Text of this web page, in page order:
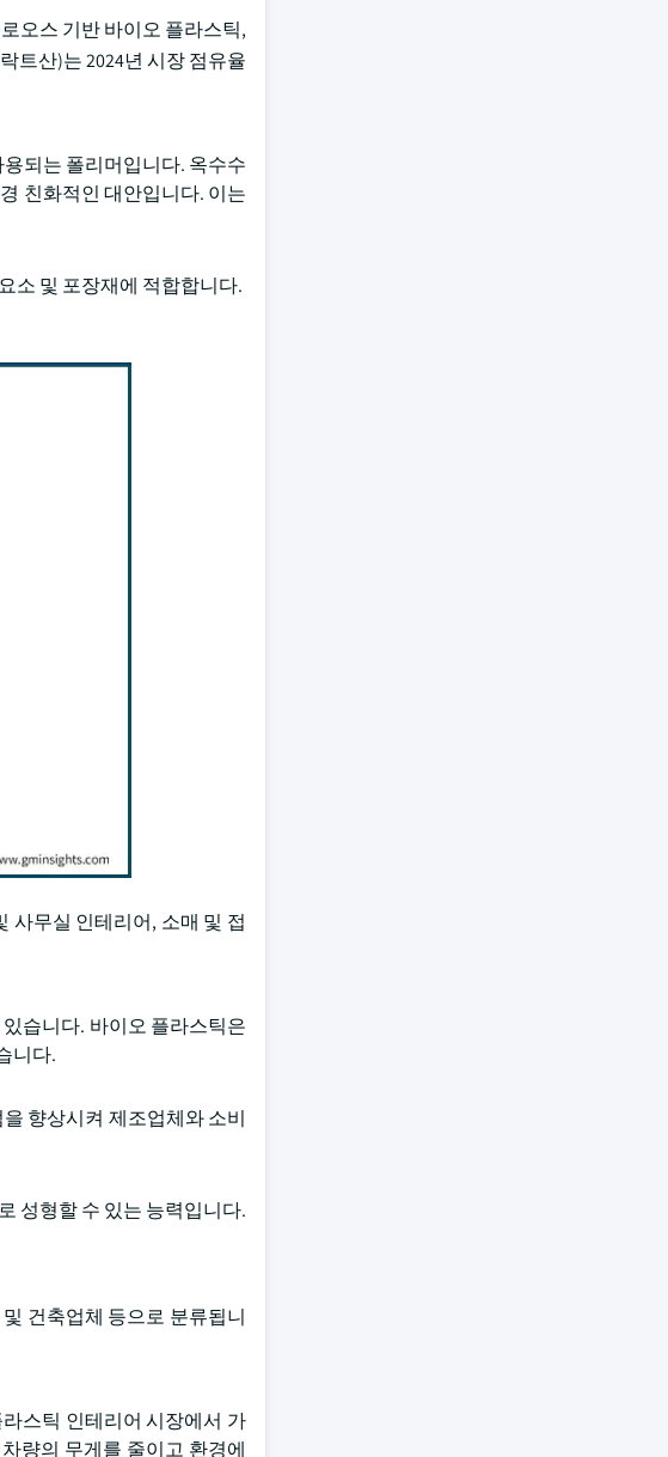
오스 기반 바이오 플라스틱,
트산)는 2024년 시장 점유율
되는 폴리머입니다. 옥수수
친화적인 대안입니다. 이는
소 및 포장재에 적합합니다.
사무실 인테리어, 소매 및 접
습니다. 바이오 플라스틱은
니다.
향상시켜 제조업체와 소비
성형할 수 있는 능력입니다.
건축업체 등으로 분류됩니
스틱 인테리어 시장에서 가
량의 무게를 줄이고 환경에